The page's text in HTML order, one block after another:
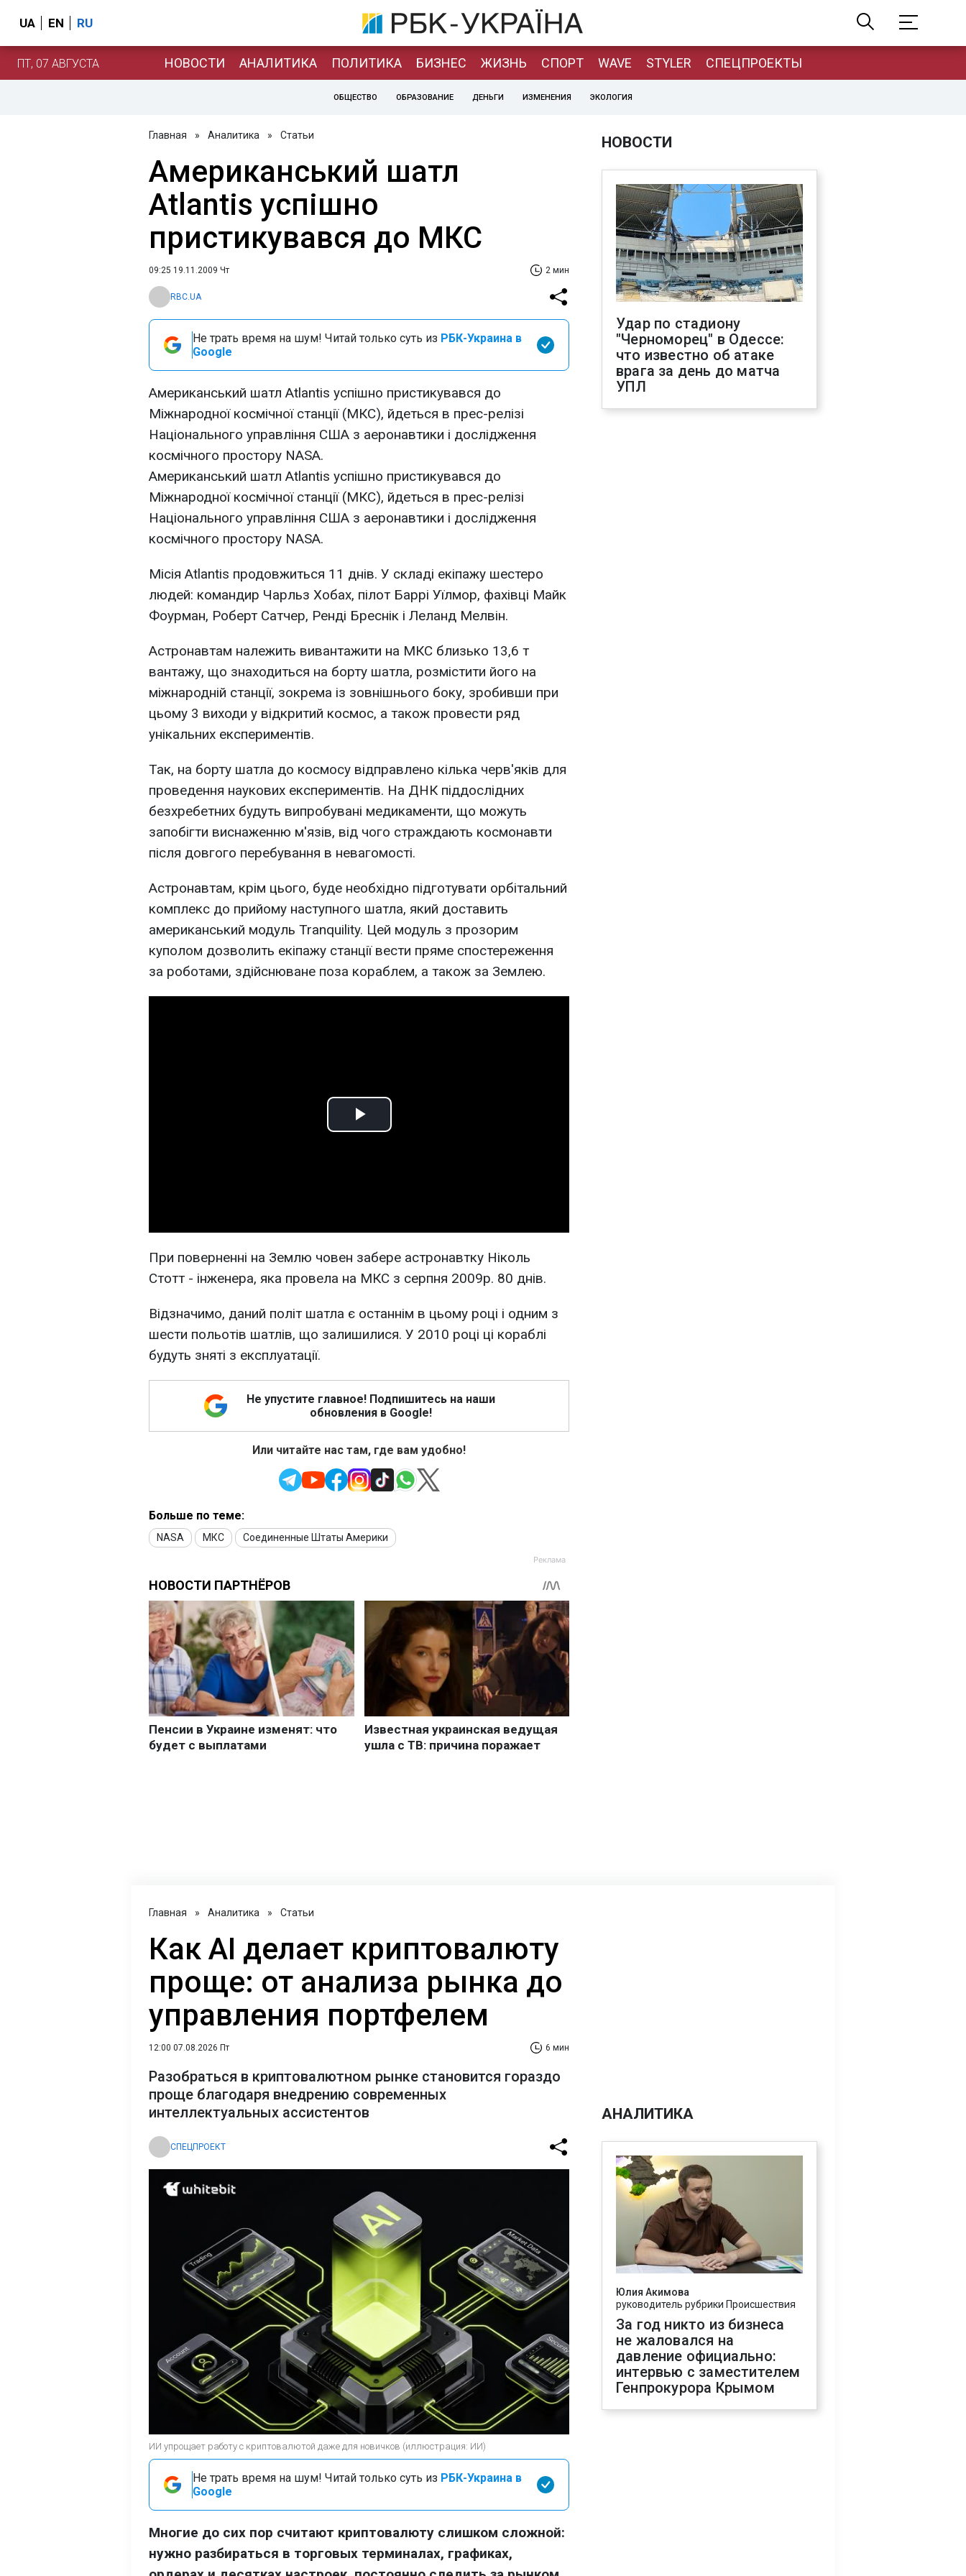
UA EN RU
ПТ, 07 АВГУСТА НОВОСТИ АНАЛИТИКА ПОЛИТИКА БИЗНЕС ЖИЗНЬ СПОРТ WAVE STYLER СПЕЦПРОЕКТЫ
ОБЩЕСТВО ОБРАЗОВАНИЕ ДЕНЬГИ ИЗМЕНЕНИЯ ЭКОЛОГИЯ
Главная » Аналитика » Статьи
Американський шатл
Atlantis успішно
пристикувався до МКС
09:25 19.11.2009 Чт 2 мин
RBC.UA
Не трать время на шум! Читай только суть из РБК-Украина в
Google
Американський шатл Atlantis успішно пристикувався до
Міжнародної космічної станції (МКС), йдеться в прес-релізі
Національного управління США з аеронавтики і дослідження
космічного простору NASA.
Американський шатл Atlantis успішно пристикувався до
Міжнародної космічної станції (МКС), йдеться в прес-релізі
Національного управління США з аеронавтики і дослідження
космічного простору NASA.
Місія Atlantis продовжиться 11 днів. У складі екіпажу шестеро
людей: командир Чарльз Хобах, пілот Баррі Уїлмор, фахівці Майк
Фоурман, Роберт Сатчер, Ренді Бреснік і Леланд Мелвін.
Астронавтам належить вивантажити на МКС близько 13,6 т
вантажу, що знаходиться на борту шатла, розмістити його на
міжнародній станції, зокрема із зовнішнього боку, зробивши при
цьому 3 виходи у відкритий космос, а також провести ряд
унікальних експериментів.
Так, на борту шатла до космосу відправлено кілька черв'яків для
проведення наукових експериментів. На ДНК піддослідних
безхребетних будуть випробувані медикаменти, що можуть
запобігти виснаженню м'язів, від чого страждають космонавти
після довгого перебування в невагомості.
Астронавтам, крім цього, буде необхідно підготувати орбітальний
комплекс до прийому наступного шатла, який доставить
американський модуль Tranquility. Цей модуль з прозорим
куполом дозволить екіпажу станції вести пряме спостереження
за роботами, здійснюване поза кораблем, а також за Землею.
Play
При поверненні на Землю човен забере астронавтку Ніколь
Стотт - інженера, яка провела на МКС з серпня 2009р. 80 днів.
Відзначимо, даний політ шатла є останнім в цьому році і одним з
шести польотів шатлів, що залишилися. У 2010 році ці кораблі
будуть зняті з експлуатації.
Не упустите главное! Подпишитесь на наши
обновления в Google!
Или читайте нас там, где вам удобно!
Больше по теме:
NASA МКС Соединенные Штаты Америки
НОВОСТИ
Удар по стадиону
"Черноморец" в Одессе:
что известно об атаке
врага за день до матча
УПЛ
Главная » Аналитика » Статьи
Как AI делает криптовалюту
проще: от анализа рынка до
управления портфелем
12:00 07.08.2026 Пт 6 мин
Разобраться в криптовалютном рынке становится гораздо
проще благодаря внедрению современных
интеллектуальных ассистентов
СПЕЦПРОЕКТ
ИИ упрощает работу с криптовалютой даже для новичков (иллюстрация: ИИ)
Не трать время на шум! Читай только суть из РБК-Украина в
Google
Многие до сих пор считают криптовалюту слишком сложной:
нужно разбираться в торговых терминалах, графиках,
АНАЛИТИКА
Юлия Акимова
руководитель рубрики Происшествия
За год никто из бизнеса
не жаловался на
давление официально:
интервью с заместителем
Генпрокурора Крымом